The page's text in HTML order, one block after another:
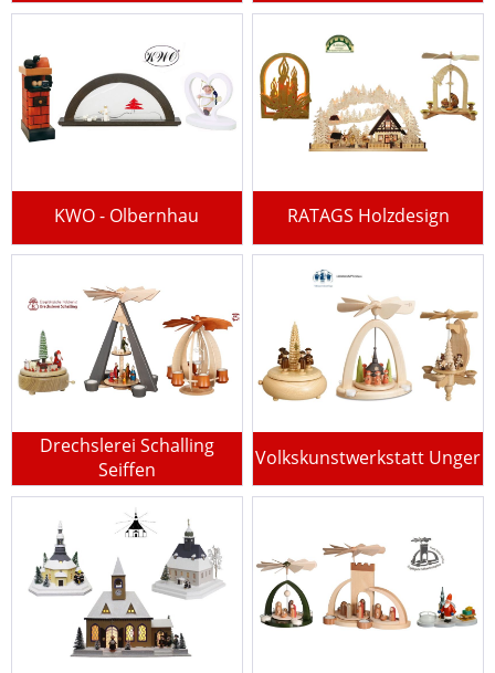
KWO - Olbernhau RATAGS Holzdesign
Drechslerei Schalling
Seiffen
Volkskunstwerkstatt Unger